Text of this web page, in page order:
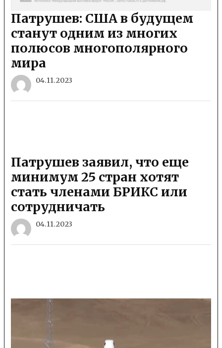
Патрушев: США в будущем
станут одним из многих
полюсов многополярного
мира
04.11.2023
Патрушев заявил, что еще
минимум 25 стран хотят
стать членами БРИКС или
сотрудничать
04.11.2023